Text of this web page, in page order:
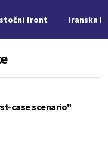
front Iranska
case scenario"